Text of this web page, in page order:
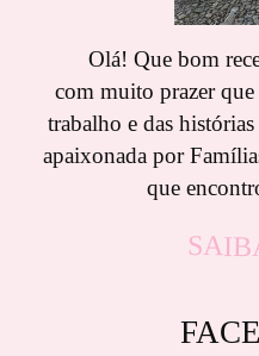
Olá! Que bom
com muito prazer
trabalho e das
apaixonada por
que